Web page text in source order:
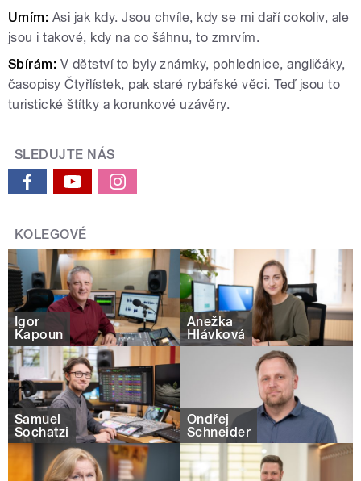
Umím: Asi jak kdy. Jsou chvíle, kdy se mi daří cokoliv, ale
jsou i takové, kdy na co šáhnu, to zmrvím.
Sbírám: V dětství to byly známky, pohlednice, angličáky,
časopisy Čtyřlístek, pak staré rybářské věci. Teď jsou to
turistické štítky a korunkové uzávěry.
SLEDUJTE NÁS
KOLEGOVÉ
Igor
Kapoun
Anežka
Hlávková
Samuel
Sochatzi
Ondřej
Schneider